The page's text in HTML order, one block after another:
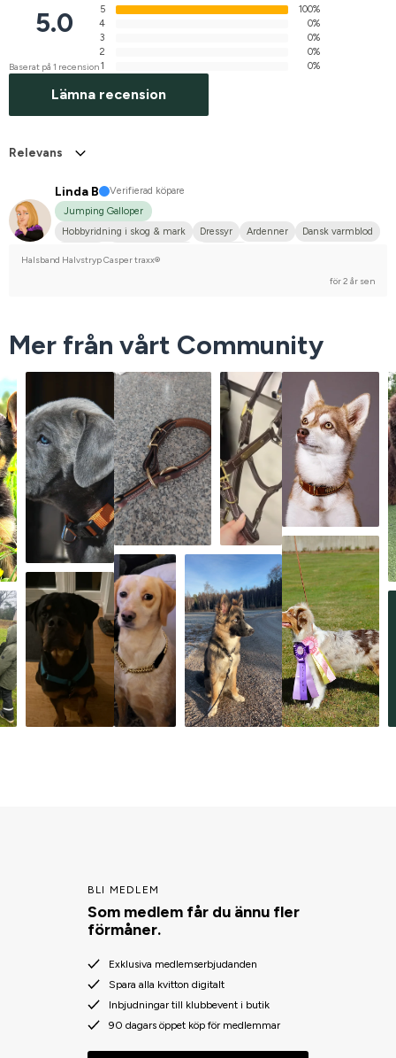
5.0
Baserat på 1 recension
5
100%
4
0%
3
0%
2
0%
1
0%
Lämna recension
Relevans
Linda B
Verifierad köpare
Jumping Galloper
Hobbyridning i skog & mark
Dressyr Ardenner
Dansk varmblod
Halsband Halvstryp Casper traxx®
för 2 år sen
Mer från vårt Community
BLI MEDLEM
Som medlem får du ännu fler
förmåner.
Exklusiva medlemserbjudanden
Spara alla kvitton digitalt
Inbjudningar till klubbevent i butik
90 dagars öppet köp för medlemmar